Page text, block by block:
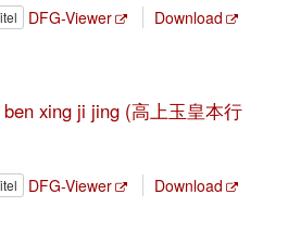
DFG-Viewer Download
xing ji jing (高上玉皇本行
DFG-Viewer Download